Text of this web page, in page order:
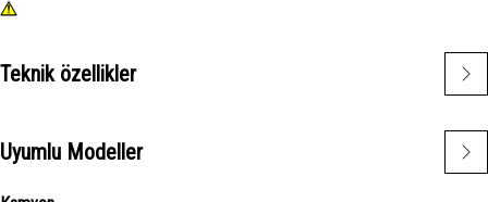
aksine, iş segmanlar komponentleri yerinde tutmak için bir
bir delik veya muhafaza içindeki komponentlerin eksenel
hareketini veya yer değiştirmesini önlemektir. Yatak, mil
tutan bir tutma cihazı görevi görür.
Özellikler:
Teknik özellikler
Uyumlu Modeller